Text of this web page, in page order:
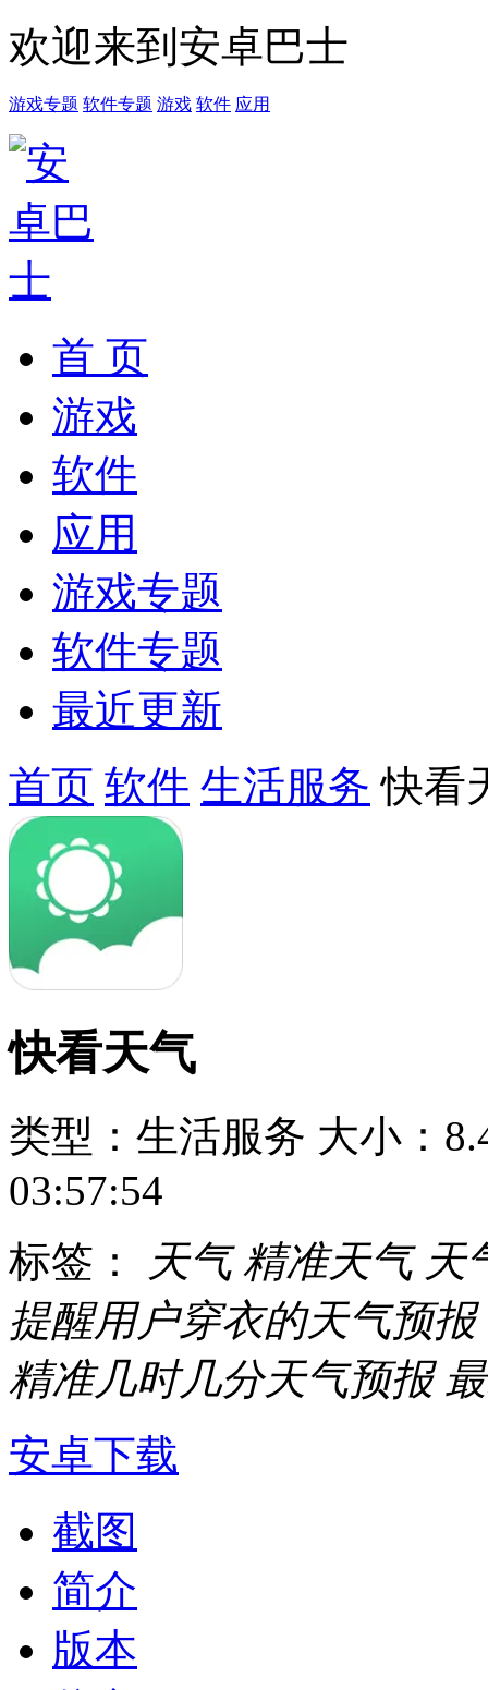
欢迎来到安卓巴士
游戏专题 软件专题 游戏 软件 应用
首 页
游戏
软件
应用
游戏专题
软件专题
最近更新
首页 软件 生活服务 快看
快看天气
类型：生活服务 大小：
03:57:54
标签：
天气 精准天气 天
提醒用户穿衣的天气预报
精准几时几分天气预报
安卓下载
截图
简介
版本